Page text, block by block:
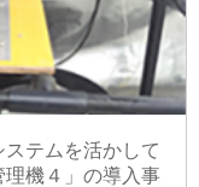
テムを活かして
理機４」の導入事